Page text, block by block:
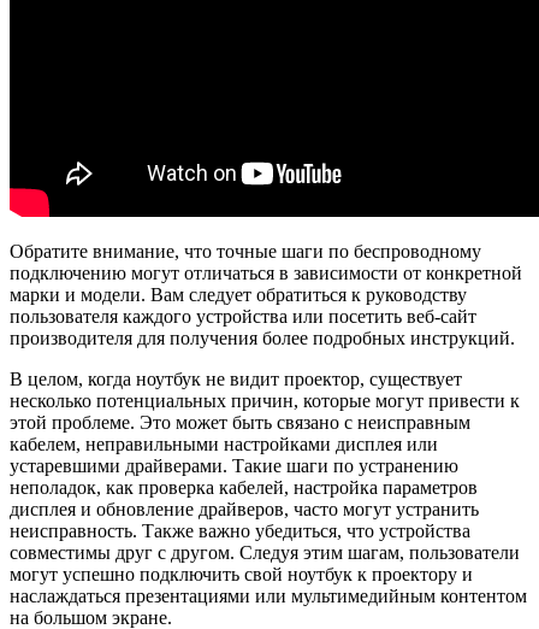
Обратите внимание, что точные шаги по беспроводному
подключению могут отличаться в зависимости от конкретной
марки и модели. Вам следует обратиться к руководству
пользователя каждого устройства или посетить веб-сайт
производителя для получения более подробных инструкций.
В целом, когда ноутбук не видит проектор, существует
несколько потенциальных причин, которые могут привести к
этой проблеме. Это может быть связано с неисправным
кабелем, неправильными настройками дисплея или
устаревшими драйверами. Такие шаги по устранению
неполадок, как проверка кабелей, настройка параметров
дисплея и обновление драйверов, часто могут устранить
неисправность. Также важно убедиться, что устройства
совместимы друг с другом. Следуя этим шагам, пользователи
могут успешно подключить свой ноутбук к проектору и
наслаждаться презентациями или мультимедийным контентом
на большом экране.